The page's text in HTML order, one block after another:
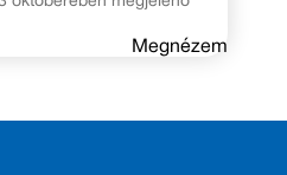
Megnézem